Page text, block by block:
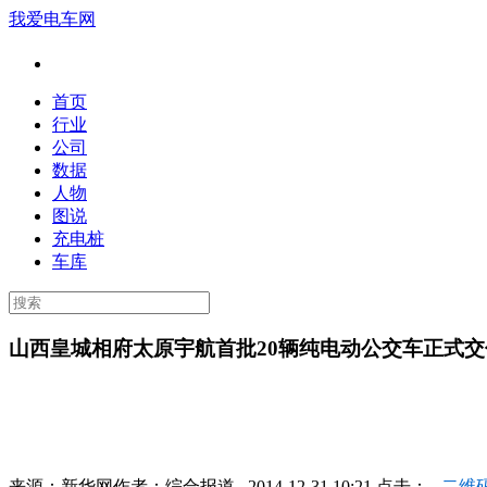
我爱电车网
首页
行业
公司
数据
人物
图说
充电桩
车库
山西皇城相府太原宇航首批20辆纯电动公交车正式